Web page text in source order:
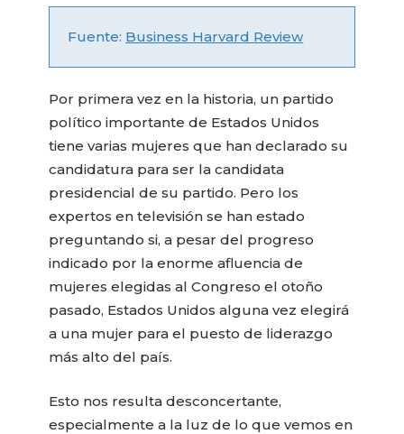
Fuente: Business Harvard Review
Por primera vez en la historia, un partido
político importante de Estados Unidos
tiene varias mujeres que han declarado su
candidatura para ser la candidata
presidencial de su partido. Pero los
expertos en televisión se han estado
preguntando si, a pesar del progreso
indicado por la enorme afluencia de
mujeres elegidas al Congreso el otoño
pasado, Estados Unidos alguna vez elegirá
a una mujer para el puesto de liderazgo
más alto del país.
Esto nos resulta desconcertante,
especialmente a la luz de lo que vemos en